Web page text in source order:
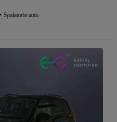
Spalatorie auto